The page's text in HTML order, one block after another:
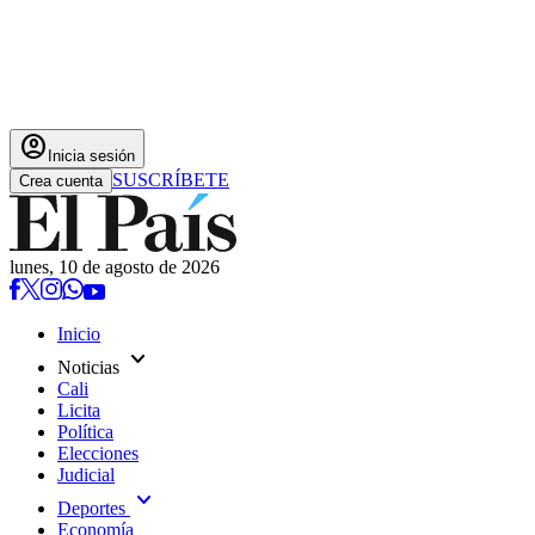
account_circle Inicia sesión
Crea cuenta SUSCRÍBETE
lunes, 10 de agosto de 2026
Inicio
Noticias expand_more
Cali
Licita
Política
Elecciones
Judicial
Deportes expand_more
Economía